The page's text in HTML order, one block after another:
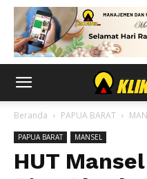
Beranda PAPUA BARAT
PAPUA BARAT MANSEL
HUT